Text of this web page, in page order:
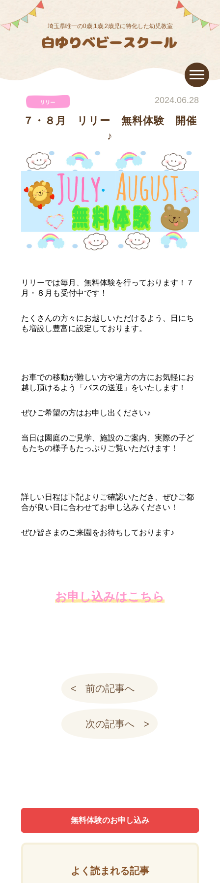
埼玉県唯一の0歳,1歳,2歳児に特化した幼児教室
2024.06.28
７・８月 リリー 無料体験 開催
♪
リリーでは毎月、無料体験を行っております！７
月・８月も受付中です！
たくさんの方々にお越しいただけるよう、日にち
も増設し豊富に設定しております。
お車での移動が難しい方や遠方の方にお気軽にお
越し頂けるよう「バスの送迎」をいたします！
ぜひご希望の方はお申し出ください♪
当日は園庭のご見学、施設のご案内、実際の子ど
もたちの様子もたっぷりご覧いただけます！
詳しい日程は下記よりご確認いただき、ぜひご都
合が良い日に合わせてお申し込みください！
ぜひ皆さまのご来園をお待ちしております♪
お申し込みはこちら
前の記事へ
次の記事へ
無料体験のお申し込み
よく読まれる記事